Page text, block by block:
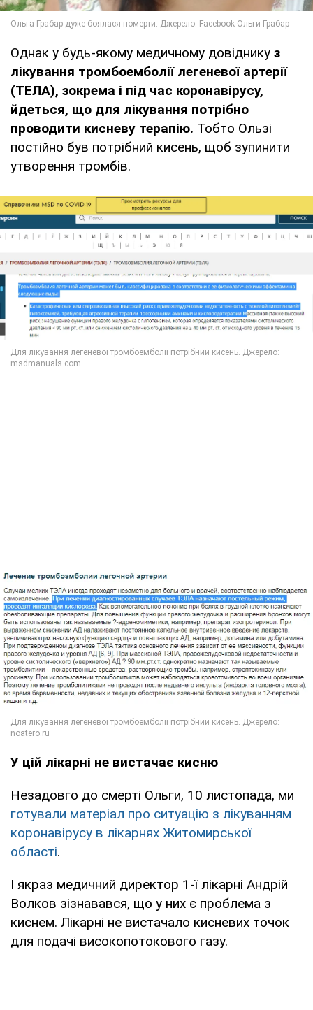
Однак у будь-якому медичному довіднику з
лікування тромбоемболії легеневої артерії
(ТЕЛА), зокрема і під час коронавірусу,
йдеться, що для лікування потрібно
проводити кисневу терапію. Тобто Ользі
постійно був потрібний кисень, щоб зупинити
утворення тромбів.
У цій лікарні не вистачає кисню
Незадовго до смерті Ольги, 10 листопада, ми
готували матеріал про ситуацію з лікуванням
коронавірусу в лікарнях Житомирської
області.
І якраз медичний директор 1-ї лікарні Андрій
Волков зізнавався, що у них є проблема з
киснем. Лікарні не вистачало кисневих точок
для подачі високопотокового газу.